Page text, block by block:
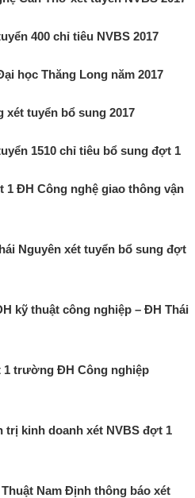
400 chỉ tiêu NVBS 2017
học Thăng Long năm 2017
tuyển bổ sung 2017
1510 chỉ tiêu bổ sung đợt 1
1 ĐH Công nghệ giao thông vận
Nguyên xét tuyển bổ sung đợt
kỹ thuật công nghiệp – ĐH Thái
1 trường ĐH Công nghiệp
trị kinh doanh xét NVBS đợt 1
Nam Định thông báo xét